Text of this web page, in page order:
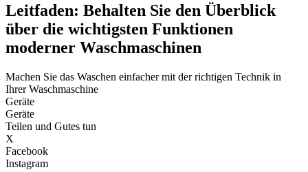
Leitfaden: Behalten Sie den Überblick
über die wichtigsten Funktionen
moderner Waschmaschinen
Machen Sie das Waschen einfacher mit der richtigen Technik in
Ihrer Waschmaschine
Geräte
Geräte
Teilen und Gutes tun
X
Facebook
Instagram